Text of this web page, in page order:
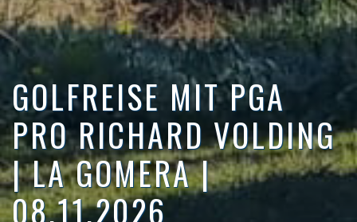
GOLFREISE MIT PGA
PRO RICHARD VOLDING
| LA GOMERA |
08.11.2026